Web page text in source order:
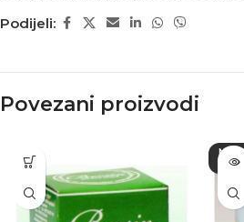
Podijeli:
Povezani proizvodi